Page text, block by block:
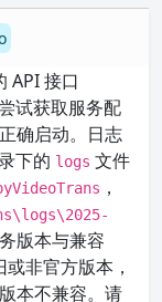
API 接口
试获取服务配
确启动。日志
下的 logs 文件
，
版本与兼容
非官方版本，
本不兼容。请